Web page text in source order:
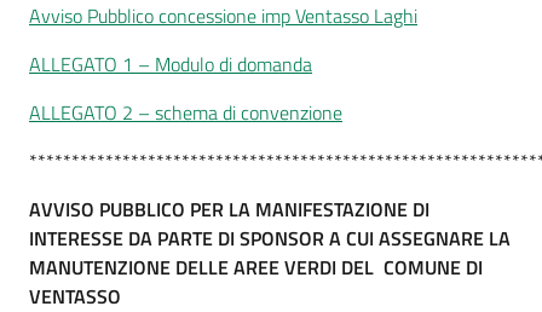
Avviso Pubblico concessione imp Ventasso Laghi
ALLEGATO 1 – Modulo di domanda
ALLEGATO 2 – schema di convenzione
AVVISO PUBBLICO PER LA MANIFESTAZIONE DI
INTERESSE DA PARTE DI SPONSOR A CUI ASSEGNARE LA
MANUTENZIONE DELLE AREE VERDI DEL COMUNE DI
VENTASSO